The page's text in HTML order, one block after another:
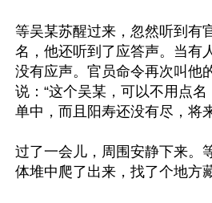
等吴某苏醒过来，忽然听到有
名，他还听到了应答声。当有
没有应声。官员命令再次叫他
说：“这个吴某，可以不用点
单中，而且阳寿还没有尽，将
过了一会儿，周围安静下来。
体堆中爬了出来，找了个地方